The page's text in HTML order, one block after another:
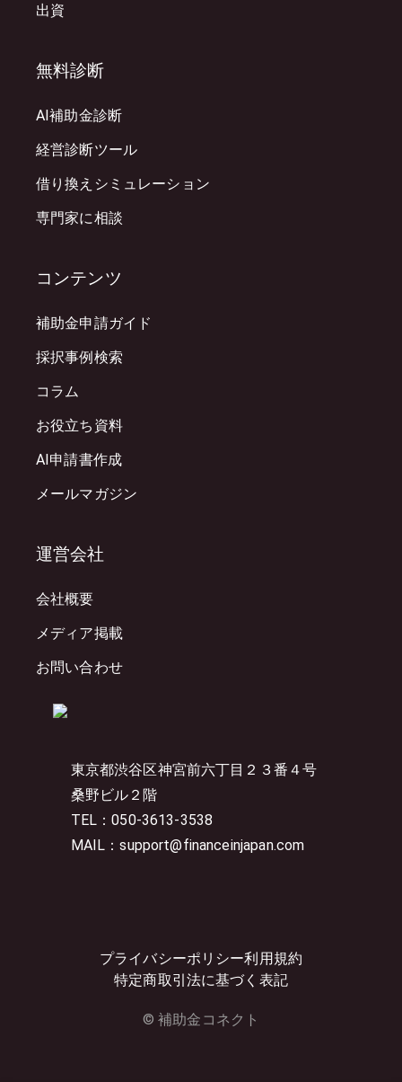
東京都渋谷区神宮前六丁目２３番４号
桑野ビル２階
TEL：050-3613-3538
MAIL：support@financeinjapan.com
プライバシーポリシー利用規約
特定商取引法に基づく表記
© 補助金コネクト
出資
無料診断
AI補助金診断
経営診断ツール
借り換えシミュレーション
専門家に相談
コンテンツ
補助金申請ガイド
採択事例検索
コラム
お役立ち資料
AI申請書作成
メールマガジン
運営会社
会社概要
メディア掲載
お問い合わせ